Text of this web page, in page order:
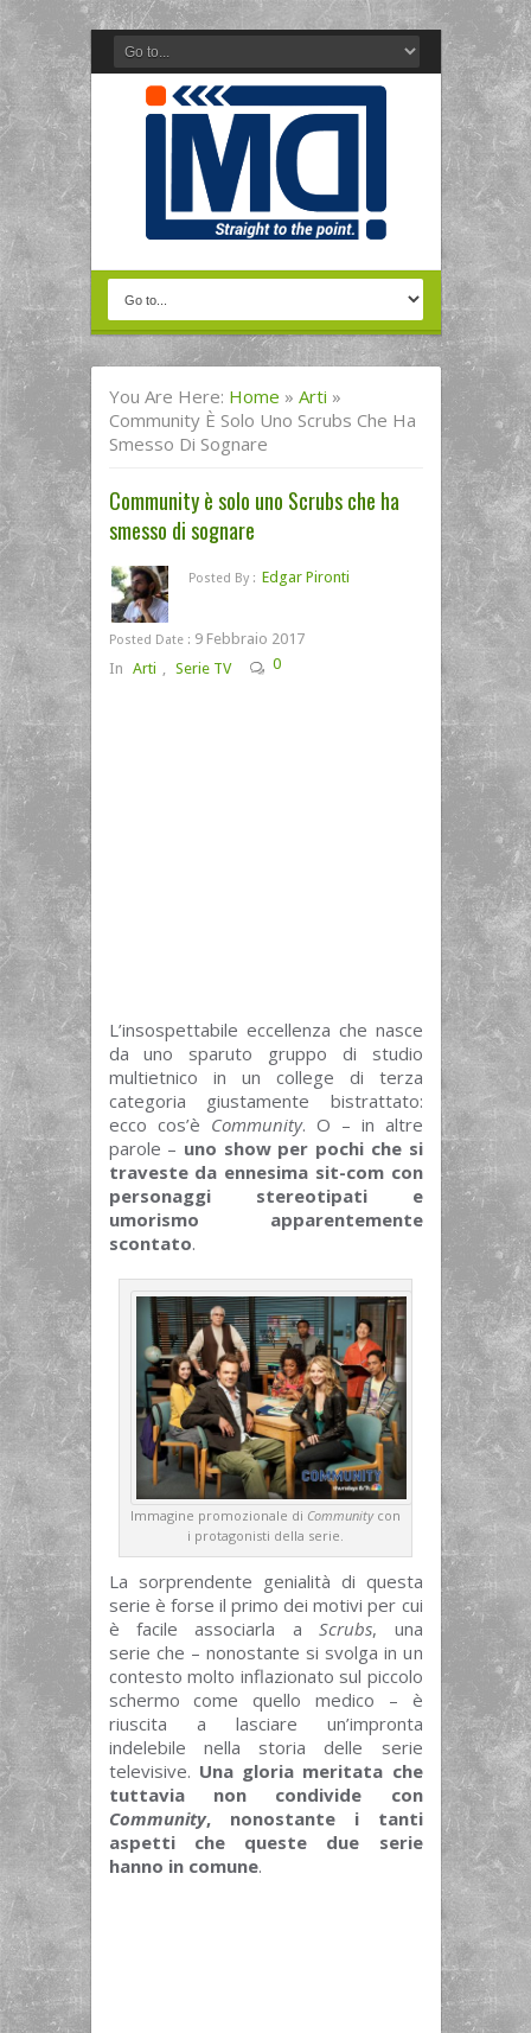
You Are Here: Home » Arti »
Community È Solo Uno Scrubs Che Ha
Smesso Di Sognare
Community è solo uno Scrubs che ha
smesso di sognare
Posted By : Edgar Pironti
Posted Date : 9 Febbraio 2017
In Arti , Serie TV 0
L’insospettabile eccellenza che nasce
da uno sparuto gruppo di studio
multietnico in un college di terza
categoria giustamente bistrattato:
ecco cos’è Community. O – in altre
parole – uno show per pochi che si
traveste da ennesima sit-com con
personaggi stereotipati e
umorismo apparentemente
scontato.
Immagine promozionale di Communitycon
i protagonisti della serie.
La sorprendente genialità di questa
serie è forse il primo dei motivi per cui
è facile associarla aScrubs, una
serie che – nonostante si svolga in un
contesto molto inflazionato sul piccolo
schermo come quello medico – è
riuscita a lasciare un’impronta
indelebile nella storia delle serie
televisive. Una gloria meritata che
tuttavia non condivide con
Community, nonostante i tanti
aspetti che queste due serie
hanno in comune.